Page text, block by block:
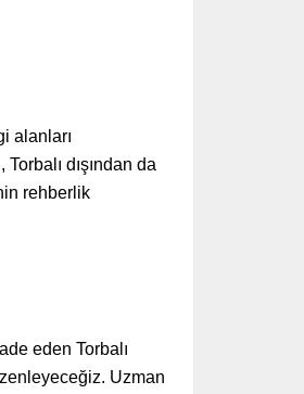
alanları
dışından da
rehberlik
eden Torbalı
Uzman